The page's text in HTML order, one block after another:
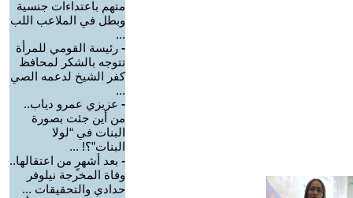
متهم باعتداءات جنسية
وبطل في الملاعب اللب
...
- رئيسة القومي للمرأة
تتوجه بالشكر لمحافظ
كفر الشيخ لدعمه الصي
...
- عزيزي عمرو دياب..
من أين جئت بصورة
البنات في “لولا
البنات”؟! ...
- بعد أشهرٍ من اعتقالها..
وفاة المخرجة نيلوفر
حدادي والتحقيقات ...